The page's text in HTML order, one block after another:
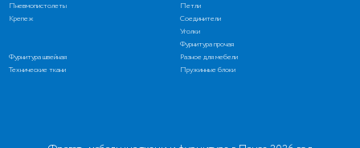
Пневмопистолеты
Крепеж
Петли
Соединители
Уголки
Фурнитура прочая
Фурнитура швейная
Разное для мебели
Технические ткани
Пружинные блоки